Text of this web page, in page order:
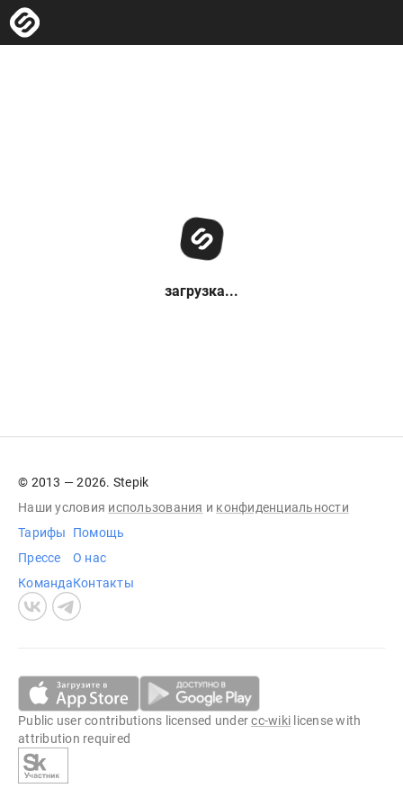
загрузка...
© 2013 — 2026. Stepik
Наши условия использования и конфиденциальности
Тарифы
Прессе
Команда
Помощь
О нас
Контакты
Public user contributions licensed undercc-wiki license with
attribution required